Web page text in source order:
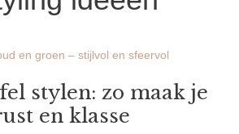
stylen: zo maak je
en klasse